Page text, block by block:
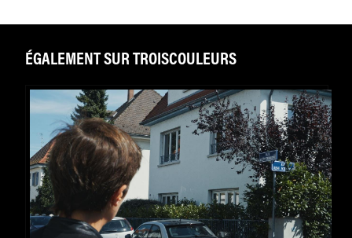
ÉGALEMENT SUR TROISCOULEURS